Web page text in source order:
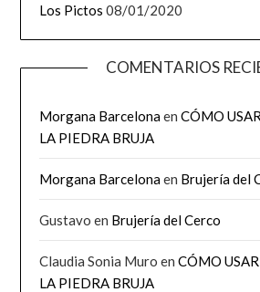
Los Pictos 08/01/2020
COMENTARIOS
Morgana BarcelonaenCÓMO
LA PIEDRA BRUJA
Morgana Barcelonaen Brujería del
Gustavo en Brujería del Cerco
Claudia Sonia Muro enCÓMO
LA PIEDRA BRUJA